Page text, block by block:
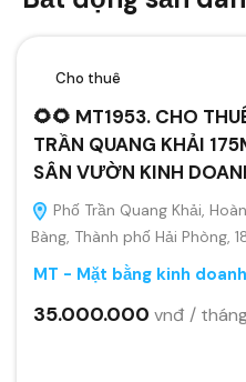
Cho thuê
🌻🌻 MT1953. CHO
TRẦN QUANG KHẢI
SÂN VƯỜN KINH
Phố Trần Quang Khải,
Bàng, Thành phố Hải Phòng,
MT - Mặt bằng kinh doanh
35.000.000 vnđ /